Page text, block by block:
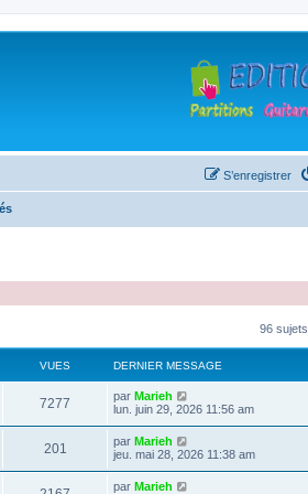
S’enregistrer
96 sujets
VUES DERNIER MESSAGE
7277
u
D
e
i
e
r
m
par Marieh
lun. juin 29, 2026 11:56 am
201
u
D
e
par Marieh
jeu. mai 28, 2026 11:38 am
D
par Marieh